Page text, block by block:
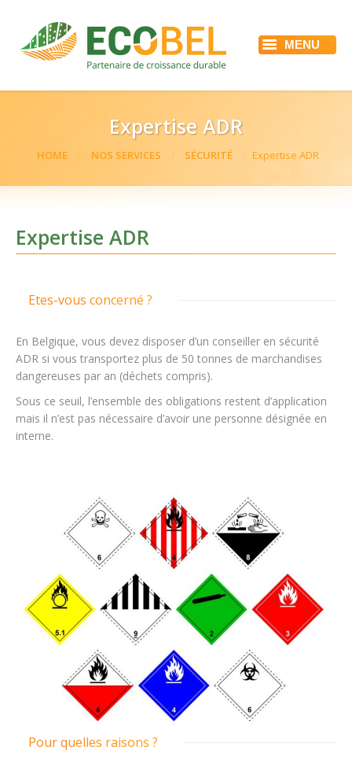
MENU
ACCUEIL
RÉFÉRENCES
ACTUALITÉS
EMPLOI
CONTACT
Expertise ADR
You are here:
HOME NOS SERVICES SÉCURITÉ Expertise ADR
Expertise ADR
Etes-vous concerné ?
En Belgique, vous devez disposer d’un conseiller en sécurité
ADR si vous transportez plus de 50 tonnes de marchandises
dangereuses par an (déchets compris).
Sous ce seuil, l’ensemble des obligations restent d’application
mais il n’est pas nécessaire d’avoir une personne désignée en
interne.
Pour quelles raisons ?